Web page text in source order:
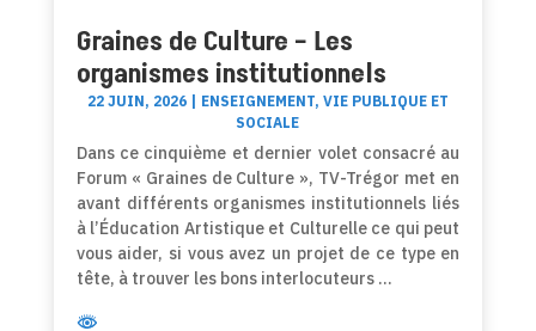
Graines de Culture – Les
organismes institutionnels
22 JUIN, 2026| ENSEIGNEMENT, VIE PUBLIQUE ET
SOCIALE
Dans ce cinquième et dernier volet consacré au
Forum « Graines de Culture », TV-Trégor met en
avant différents organismes institutionnels liés
à l’Éducation Artistique et Culturelle ce qui peut
vous aider, si vous avez un projet de ce type en
tête, à trouver les bons interlocuteurs …